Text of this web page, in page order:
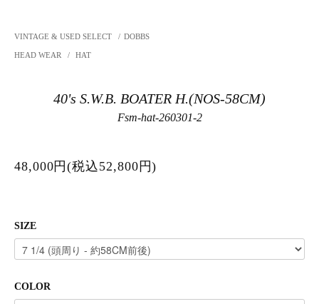
VINTAGE & USED SELECT / DOBBS
HEAD WEAR / HAT
40's S.W.B. BOATER H.(NOS-58CM)
Fsm-hat-260301-2
48,000円(税込52,800円)
SIZE
COLOR